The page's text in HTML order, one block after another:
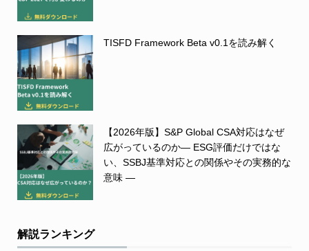
TISFD Framework Beta v0.1を読み解く
【2026年版】S&P Global CSA対応はなぜ
広がっているのか― ESG評価だけではな
い、SSBJ基準対応との関係やその実務的な
意味 ―
解説ランキング